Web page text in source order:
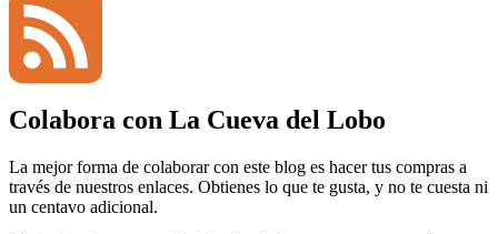
YouTube
Channel
Feed
Colabora con La Cueva del Lobo
La mejor forma de colaborar con este blog es hacer tus compras a
través de nuestros enlaces. Obtienes lo que te gusta, y no te cuesta ni
un centavo adicional.